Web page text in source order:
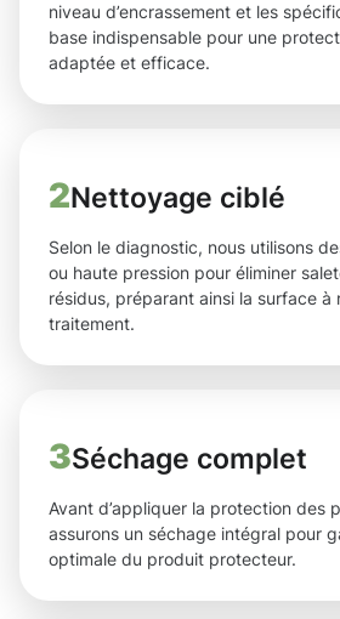
niveau d’encrassement et les
base indispensable pour une
adaptée et efficace.
2Nettoyage ciblé
Selon le diagnostic, nous utilisons
ou haute pression pour éliminer
résidus, préparant ainsi la surface à
traitement.
3Séchage complet
Avant d’appliquer la protection des
assurons un séchage intégral pour
optimale du produit protecteur.